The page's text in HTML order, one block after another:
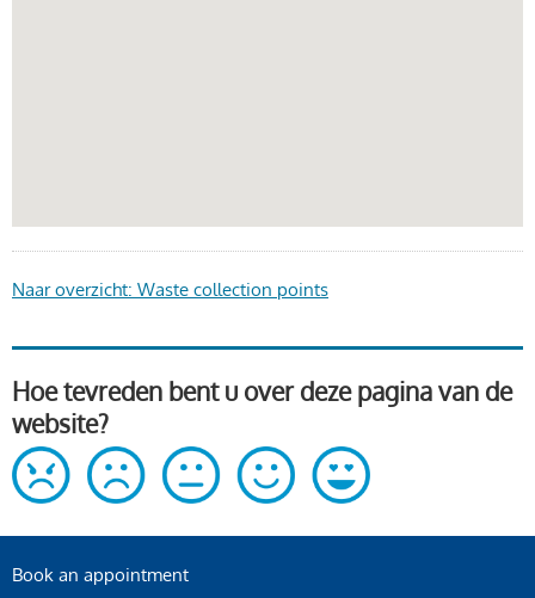
Naar overzicht: Waste collection points
Hoe tevreden bent u over deze pagina van de
website?
Book an appointment